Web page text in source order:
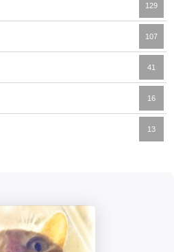
129
107
41
16
13